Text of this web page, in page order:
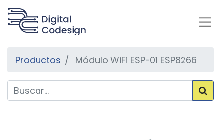
Productos Módulo WiFi ESP-01 ESP8266